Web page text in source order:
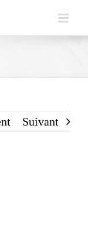
Suivant